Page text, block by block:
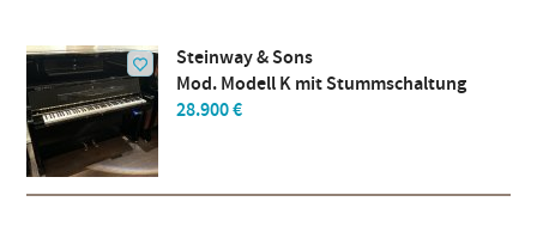
Steinway & Sons
Mod. Modell K mit Stummschaltung
28.900 €